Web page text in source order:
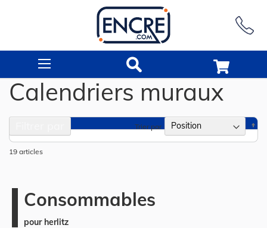
Calendriers muraux
19 articles
Trier par
Consommables
pour herlitz